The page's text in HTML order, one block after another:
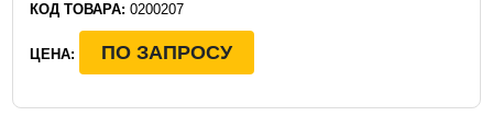
КОД ТОВАРА: 0200207
ЦЕНА: ПО ЗАПРОСУ